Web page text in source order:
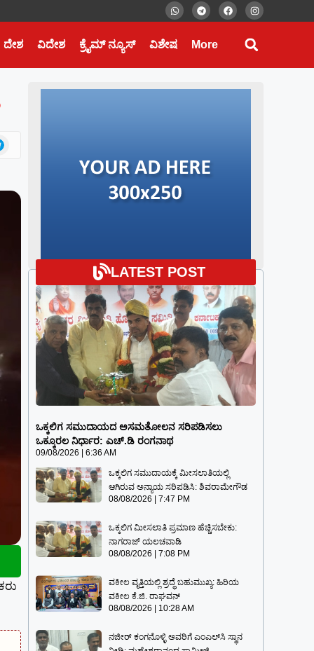
ದೇಶ ವಿದೇಶ ಕ್ರೈಮ್ ನ್ಯೂಸ್ ವಿಶೇಷ More
LATEST POST
ಒಕ್ಕಲಿಗ ಸಮುದಾಯದ ಅಸಮತೋಲನ ಸರಿಪಡಿಸಲು
ಒಕ್ಕೂರಲ ನಿರ್ಧಾರ: ಎಚ್.ಡಿ ರಂಗನಾಥ
09/08/2026 6:36 AM
ಒಕ್ಕಲಿಗ ಸಮುದಾಯದ ಅಸಮತೋಲನ
ರಂಗನಾಥ
09/08/2026 6:36 AM
ಒಕ್ಕಲಿಗ ಸಮುದಾಯಕ್ಕೆ ಮೀಸಲಾತಿಯಲ್ಲಿ
ಆಗಿರುವ ಅನ್ಯಾಯ ಸರಿಪಡಿಸಿ: ಶಿವರಾಮೇಗೌಡ
08/08/2026
7:47 PM
ಒಕ್ಕಲಿಗ ಮೀಸಲಾತಿ ಪ್ರಮಾಣ ಹೆಚ್ಚಿಸಬೇಕು:
ನಾಗರಾಜ್ ಯಲಚವಾಡಿ
08/08/2026
7:08 PM
ವಕೀಲ ವೃತ್ತಿಯಲ್ಲಿ ಶ್ರದ್ಧೆ ಬಹುಮುಖ್ಯ: ಹಿರಿಯ
ವಕೀಲ ಕೆ.ಜಿ. ರಾಘವನ್
08/08/2026
10:28 AM
ನಜೀರ್ ಕಂಗನೊಳ್ಳಿ ಅವರಿಗೆ ಎಂಎಲ್‌ಸಿ ಸ್ಥಾನ